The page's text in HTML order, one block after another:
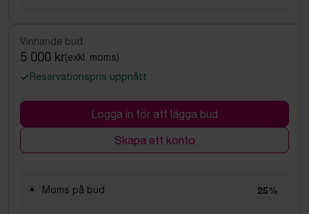
Vinnande bud
5 000 kr(exkl. moms)
Reservationspris uppnått
Logga in för att lägga bud
Skapa ett konto
Moms på bud 25%